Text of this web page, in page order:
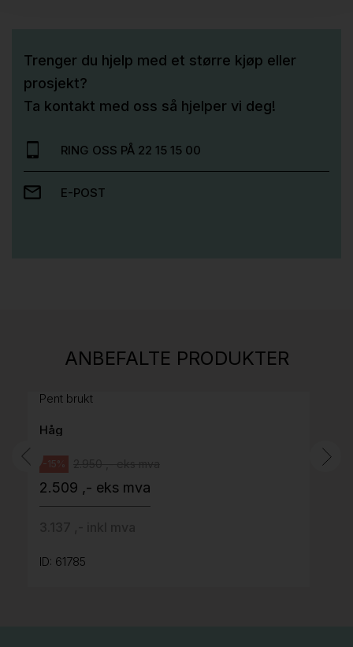
Trenger du hjelp med et større kjøp eller
prosjekt?
Ta kontakt med oss så hjelper vi deg!
RING OSS PÅ 22 15 15 00
E-POST
ANBEFALTE PRODUKTER
H05 5600 Swingback-armlene Mørk
Pent brukt
Håg
-15%
2.509 ,- eks mva
ID: 61785